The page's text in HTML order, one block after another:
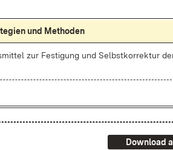
und Me­tho­den
zur Fes­ti­gung und Selbst­kor­rek­tur
Download